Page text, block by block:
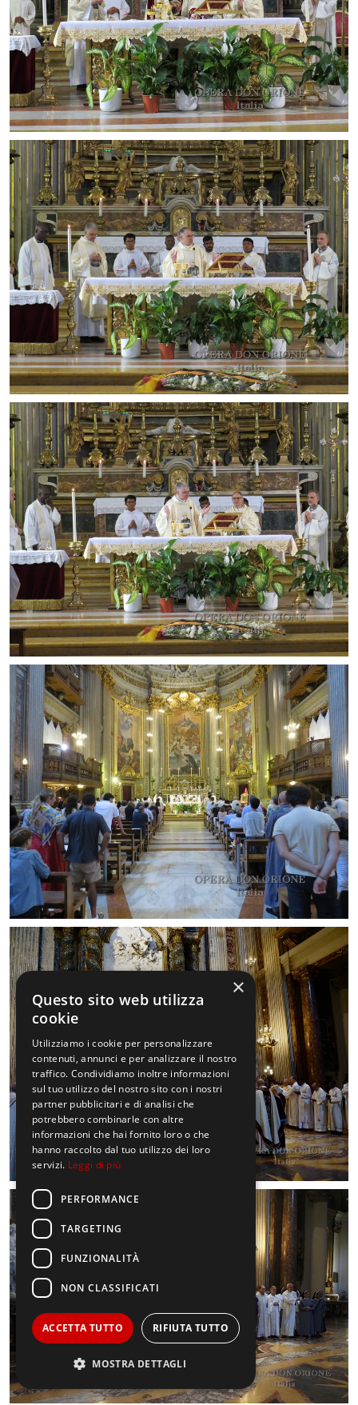
×
Questo sito web utilizza
cookie
Utilizziamo i cookie per personalizzare
contenuti, annunci e per analizzare il nostro
traffico. Condividiamo inoltre informazioni
sul tuo utilizzo del nostro sito con i nostri
partner pubblicitari e di analisi che
potrebbero combinarle con altre
informazioni che hai fornito loro o che
hanno raccolto dal tuo utilizzo dei loro
servizi. Leggi di più
PERFORMANCE
TARGETING
FUNZIONALITÀ
NON CLASSIFICATI
ACCETTA TUTTO RIFIUTA TUTTO
MOSTRA DETTAGLI